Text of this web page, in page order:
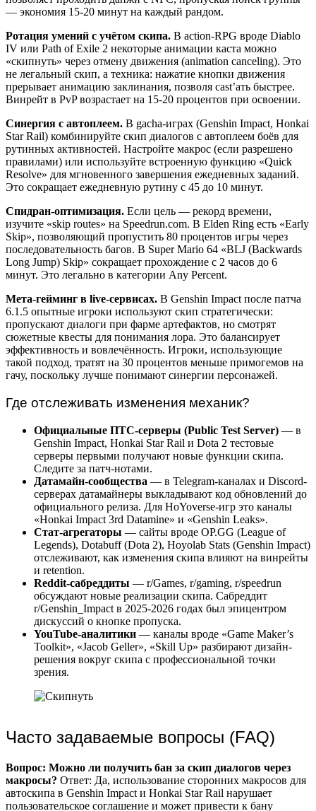
— экономия 15-20 минут на каждый рандом.
Ротация умений с учётом скипа. В action-RPG вроде Diablo
IV или Path of Exile 2 некоторые анимации каста можно
«скипнуть» через отмену движения (animation canceling). Это
не легальный скип, а техника: нажатие кнопки движения
прерывает анимацию заклинания, позволя cast’ать быстрее.
Винрейт в PvP возрастает на 15-20 процентов при освоении.
Синергия с автоплеем. В gacha-играх (Genshin Impact, Honkai
Star Rail) комбинируйте скип диалогов с автоплеем боёв для
рутинных активностей. Настройте макрос (если разрешено
правилами) или используйте встроенную функцию «Quick
Resolve» для мгновенного завершения ежедневных заданий.
Это сокращает ежедневную рутину с 45 до 10 минут.
Спидран-оптимизация. Если цель — рекорд времени,
изучите «skip routes» на Speedrun.com. В Elden Ring есть «Early
Skip», позволяющий пропустить 80 процентов игры через
последовательность багов. В Super Mario 64 «BLJ (Backwards
Long Jump) Skip» сокращает прохождение с 2 часов до 6
минут. Это легально в категории Any Percent.
Мета-гейминг в live-сервисах. В Genshin Impact после патча
6.1.5 опытные игроки используют скип стратегически:
пропускают диалоги при фарме артефактов, но смотрят
сюжетные квесты для понимания лора. Это балансирует
эффективность и вовлечённость. Игроки, использующие
такой подход, тратят на 30 процентов меньше примогемов на
гачу, поскольку лучше понимают синергии персонажей.
Где отслеживать изменения механик?
Официальные ПТС-серверы (Public Test Server) — в
Genshin Impact, Honkai Star Rail и Dota 2 тестовые
серверы первыми получают новые функции скипа.
Следите за патч-нотами.
Датамайн-сообщества — в Telegram-каналах и Discord-
серверах датамайнеры выкладывают код обновлений до
официального релиза. Для HoYoverse-игр это каналы
«Honkai Impact 3rd Datamine» и «Genshin Leaks».
Стат-агрегаторы — сайты вроде OP.GG (League of
Legends), Dotabuff (Dota 2), Hoyolab Stats (Genshin Impact)
отслеживают, как изменения скипа влияют на винрейты
и retention.
Reddit-сабреддиты — r/Games, r/gaming, r/speedrun
обсуждают новые реализации скипа. Сабреддит
r/Genshin_Impact в 2025-2026 годах был эпицентром
дискуссий о кнопке пропуска.
YouTube-аналитики — каналы вроде «Game Maker’s
Toolkit», «Jacob Geller», «Skill Up» разбирают дизайн-
решения вокруг скипа с профессиональной точки
зрения.
Часто задаваемые вопросы (FAQ)
Вопрос: Можно ли получить бан за скип диалогов через
макросы? Ответ: Да, использование сторонних макросов для
автоскипа в Genshin Impact и Honkai Star Rail нарушает
пользовательское соглашение и может привести к бану